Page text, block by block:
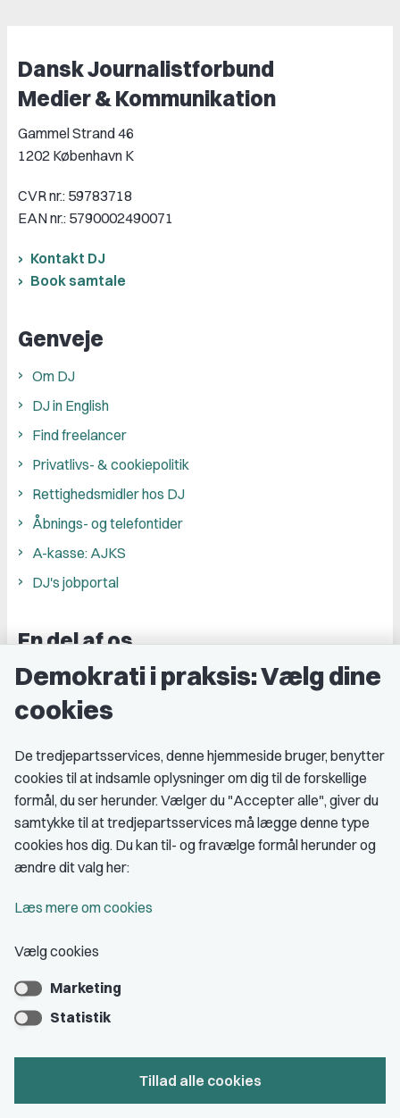
Dansk Journalistforbund
Medier & Kommunikation
Gammel Strand 46
1202 København K
CVR nr.: 59783718
EAN nr.: 5790002490071
Kontakt DJ
Book samtale
Genveje
Om DJ
DJ in English
Find freelancer
Privatlivs- & cookiepolitik
Rettighedsmidler hos DJ
Åbnings- og telefontider
A-kasse: AJKS
DJ's jobportal
En del af os
Grupper og kredse
Studenterorganisationer
Medlemskab
Fordele som medlem
Kontingent
Bliv medlem
Demokrati i praksis: Vælg dine
cookies
De tredjepartsservices, denne hjemmeside bruger, benytter
cookies til at indsamle oplysninger om dig til de forskellige
formål, du ser herunder. Vælger du "Accepter alle", giver du
samtykke til at tredjepartsservices må lægge denne type
cookies hos dig. Du kan til- og fravælge formål herunder og
ændre dit valg her:
Læs mere om cookies
Vælg cookies
Marketing
Statistik
Tillad alle cookies